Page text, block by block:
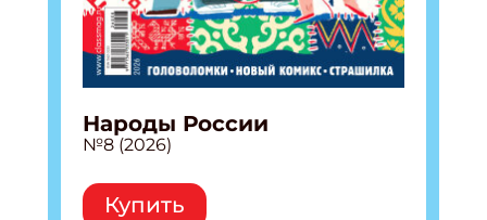
Народы России
№8 (2026)
Купить